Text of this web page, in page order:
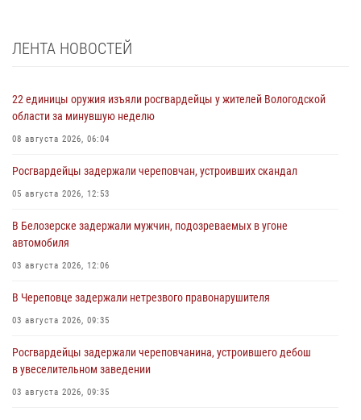
ЛЕНТА НОВОСТЕЙ
22 единицы оружия изъяли росгвардейцы у жителей Вологодской
области за минувшую неделю
08 августа 2026, 06:04
Росгвардейцы задержали череповчан, устроивших скандал
05 августа 2026, 12:53
В Белозерске задержали мужчин, подозреваемых в угоне
автомобиля
03 августа 2026, 12:06
В Череповце задержали нетрезвого правонарушителя
03 августа 2026, 09:35
Росгвардейцы задержали череповчанина, устроившего дебош
в увеселительном заведении
03 августа 2026, 09:35